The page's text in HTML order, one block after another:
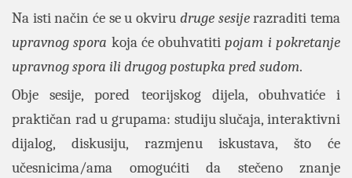
Na isti način će se u okviru druge sesijerazraditi tema
upravnog spora koja će obuhvatitipojam i pokretanje
upravnog spora ili drugog postupka pred sudom.
Obje sesije, pored teorijskog dijela, obuhvatiće i
praktičan rad u grupama: studiju slučaja, interaktivni
dijalog, diskusiju, razmjenu iskustava, što će
učesnicima/ama omogućiti da stečeno znanje